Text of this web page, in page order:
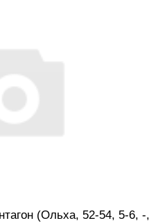
(Ольха, 52-54, 5-6, -,